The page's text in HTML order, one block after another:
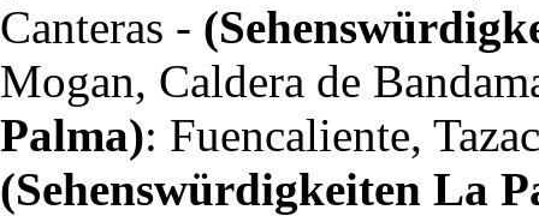
Canteras -
Mogan, Caldera de
Palma): Fuencaliente,
(Sehenswürdigkeiten La